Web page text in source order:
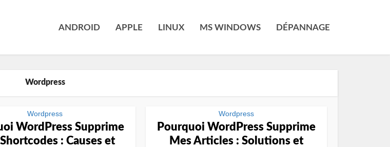
ANDROID APPLE LINUX MS WINDOWS DÉPANNAGE
Wordpress
Wordpress
WordPress Supprime
: Causes et
Wordpress
Pourquoi WordPress Supprime
Mes Articles : Solutions et